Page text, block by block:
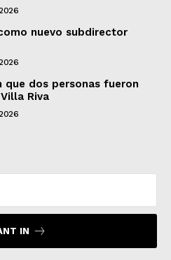
nuevo subdirector
que dos personas fueron
Riva
IN